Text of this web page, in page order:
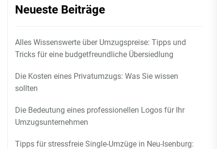
Neueste Beiträge
Alles Wissenswerte über Umzugspreise: Tipps und
Tricks für eine budgetfreundliche Übersiedlung
Die Kosten eines Privatumzugs: Was Sie wissen
sollten
Die Bedeutung eines professionellen Logos für Ihr
Umzugsunternehmen
Tipps für stressfreie Single-Umzüge in Neu-Isenburg: